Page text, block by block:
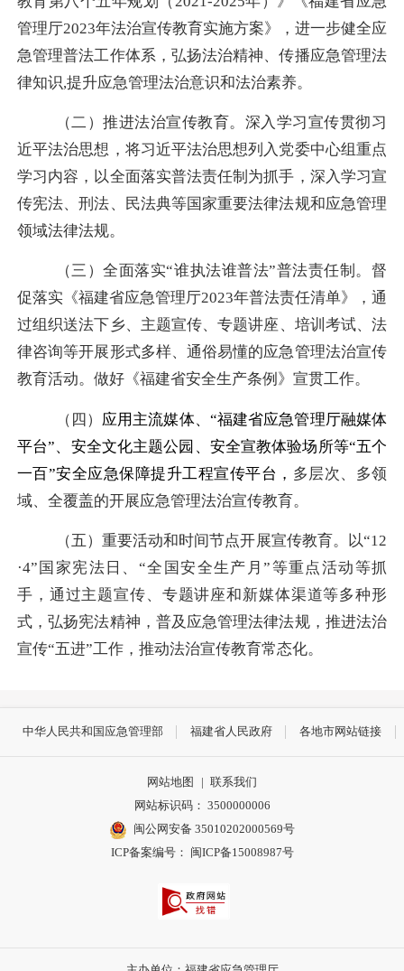
管理厅2023年法治宣传教育实施方案》，进一步健全应
急管理普法工作体系 ，弘扬法治精神、传播应急管理法
律知识,提升应急管理法治意识和法治素养。
（二）推进法治宣传教育。 深入学习宣传贯彻习
近平法治思想，将习近平法治思想列入党委中心组重点
学习内容， 以全面落实普法责任制为抓手， 深入学习宣
传宪法、刑法、 民法典等国家重要法律法规和应急管理
领域法律法规。
（三）全面落实“谁执法谁普法”普法责任制。督
促落实《福建省应急管理厅2023年普法责任清单》，通
过组织送法下乡、 主题宣传、专题讲座 、培训考试、法
律咨询等开展形式多样、通俗易懂的应急管理法治宣传
教育活动。做好《福建省安全生产条例》宣贯工作。
（四） 应用 主流媒体、 “福建省应急管理厅融媒体
平台”、 安全文化主题公园、安全宣教体验场所等“五个
一百”安全应急保障提升工程宣传平台 ， 多层次、多领
域、全覆盖的开展应急管理法治宣传教育。
（五） 重要活动和时间节点开展宣传教育。以“12
·4”国家宪法日、 “全国安全生产月”等重点活动等抓
手，通过主题宣传、专题讲座和新媒体渠道等多种形
式，弘扬宪法精神，普及应急管理法律法规， 推进法治
宣传“五进”工作， 推动法治宣传教育常态化。
中华人民共和国应急管理部 福建省人民政府 各地市网站链接
网站地图 | 联系我们
网站标识码： 3500000006
闽公网安备 35010202000569号
ICP备案编号： 闽ICP备15008987号